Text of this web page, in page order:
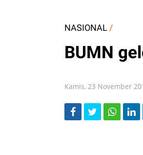
NASIONAL /
BUMN
Kamis, 23 November